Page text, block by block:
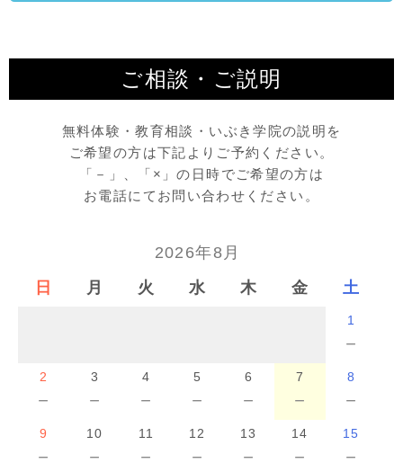
ご相談・ご説明
無料体験・教育相談・いぶき学院の説明を
ご希望の方は下記よりご予約ください。
「－」、「×」の日時でご希望の方は
お電話にてお問い合わせください。
2026年8月
日
月 火 水 木 金 土
1
－
2
－
3
－
4
－
5
－
6
－
7
－
8
－
9
－
10
－
11
－
12
－
13
－
14
－
15
－